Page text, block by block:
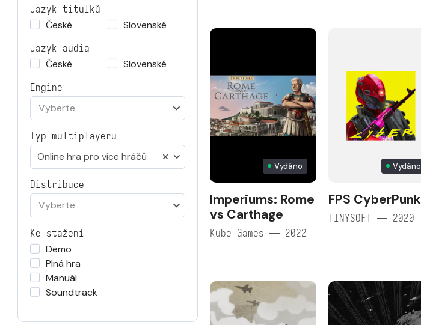
Jazyk titulků
České
Slovenské
Jazyk audia
České
Slovenské
Engine
Vyberte
Typ multiplayeru
Online hra pro více hráčů
Distribuce
Vyberte
Ke stažení
Demo
Plná hra
Manuál
Soundtrack
Vydáno
Imperiums: Rome
vs Carthage
Kube Games — 2022
Vydáno
FPS CyberPunk
TINYSOFT — 2020